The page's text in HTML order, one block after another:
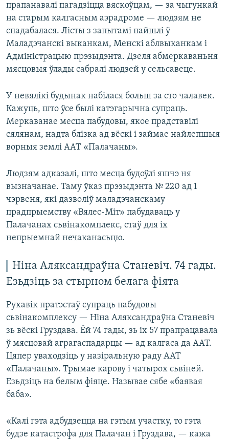
прапанавалі пагадзіцца вяскоўцам, — за чыгункай
на старым калгасным аэрадроме — людзям не
спадабалася. Лісты з запытамі пайшлі ў
Маладэчанскі выканкам, Менскі аблвыканкам і
Адміністрацыю прэзыдэнта. Дзеля абмеркаваньня
мясцовыя ўлады сабралі людзей у сельсавеце.
У невялікі будынак набілася больш за сто чалавек.
Кажуць, што ўсе былі катэгарычна супраць.
Меркаванае месца пабудовы, якое прадставілі
сялянам, надта блізка ад вёскі і займае найлепшыя
ворныя землі ААТ «Палачаны».
Людзям адказалі, што месца будоўлі яшчэ ня
вызначанае. Таму ўказ прэзыдэнта № 220 ад 1
чэрвеня, які дазволіў маладэчанскаму
прадпрыемству «Вялес-Міт» пабудаваць у
Палачанах сьвінакомплекс, стаў для іх
непрыемнай нечаканасьцю.
Ніна Аляксандраўна Станевіч. 74 гады.
Езьдзіць за стырном белага фіята
Рухавік пратэстаў супраць пабудовы
сьвінакомплексу — Ніна Аляксандраўна Станевіч
зь вёскі Груздава. Ёй 74 гады, зь іх 57 прапрацавала
ў мясцовай аграгаспадарцы — ад калгаса да ААТ.
Цяпер уваходзіць у назіральную раду ААТ
«Палачаны». Трымае карову і чатырох сьвіней.
Езьдзіць на белым фіяце. Называе сябе «баявая
баба».
«Калі гэта адбудзецца на гэтым участку, то гэта
будзе катастрофа для Палачан і Груздава, — кажа